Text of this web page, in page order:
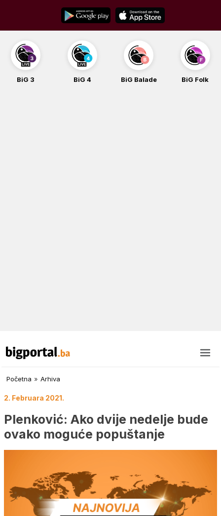
content
BiG 3 BiG 4 BiG Balade BiG Folk
Početna » Arhiva
2. Februara 2021.
Plenković: Ako dvije nedelje bude
ovako moguće popuštanje